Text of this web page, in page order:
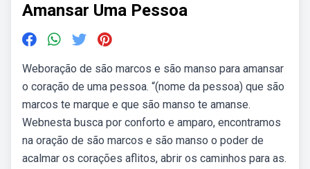
Amansar Uma Pessoa
Weboração de são marcos e são manso para amansar
o coração de uma pessoa. “(nome da pessoa) que são
marcos te marque e que são manso te amanse.
Webnesta busca por conforto e amparo, encontramos
na oração de são marcos e são manso o poder de
acalmar os corações aflitos, abrir os caminhos para as.